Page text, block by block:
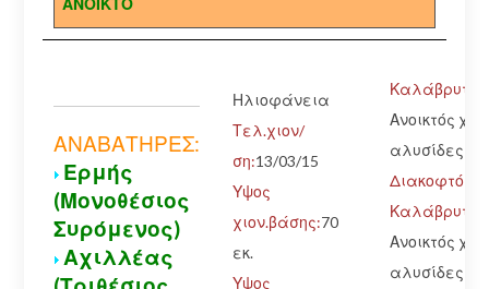
ΑΝΟΙΚΤΟ
ΑΝΑΒΑΤΗΡΕΣ:
Ερμής
(Μονοθέσιος
Συρόμενος)
Αχιλλέας
Ηλιοφάνεια
Τελ.χιον/
ση:13/03/15
Υψος
χιον.βάσης:70
εκ.
Υψος
Καλάβρυτα-
Ανοικτός
αλυσίδες
Διακοφτό-
Καλάβρυτα.:
Ανοικτός
αλυσίδες